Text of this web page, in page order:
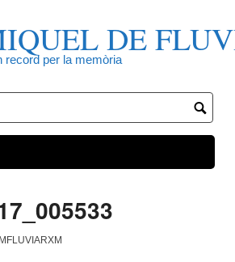
DE
record per la memòria